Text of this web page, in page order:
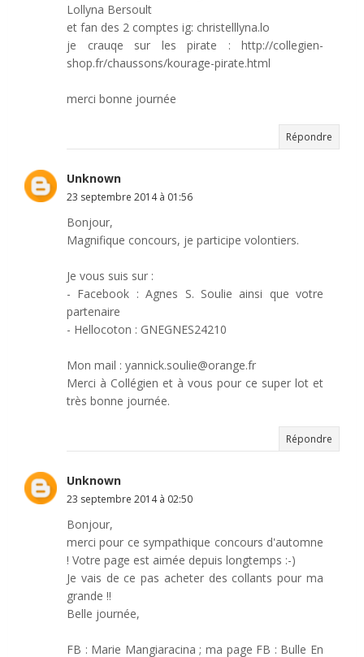
Lollyna Bersoult
et fan des 2 comptes ig: christelllyna.lo
je crauqe sur les pirate : http://collegien-
shop.fr/chaussons/kourage-pirate.html
merci bonne journée
Répondre
Unknown
23 septembre 2014 à 01:56
Bonjour,
Magnifique concours, je participe volontiers.
Je vous suis sur :
- Facebook : Agnes S. Soulie ainsi que votre
partenaire
- Hellocoton : GNEGNES24210
Mon mail : yannick.soulie@orange.fr
Merci à Collégien et à vous pour ce super lot et
très bonne journée.
Répondre
Unknown
23 septembre 2014 à 02:50
Bonjour,
merci pour ce sympathique concours d'automne
! Votre page est aimée depuis longtemps :-)
Je vais de ce pas acheter des collants pour ma
grande !!
Belle journée,
FB : Marie Mangiaracina ; ma page FB : Bulle En